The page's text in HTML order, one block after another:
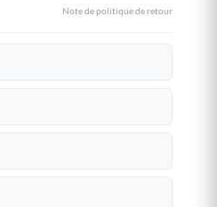
Note de politique de retour